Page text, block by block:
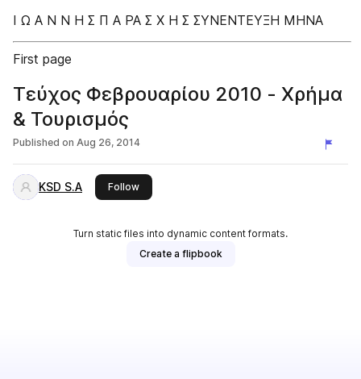
Ι Ω Α Ν Ν Η Σ Π Α ΡΑ Σ Χ Η Σ ΣΥΝΕΝΤΕΥΞΗ ΜΗΝΑ
First page
Τεύχος Φεβρουαρίου 2010 - Χρήμα
& Τουρισμός
Published on Aug 26, 2014
KSD S.A Followthis publisher
Turn static files into dynamic content formats.
Create a flipbook